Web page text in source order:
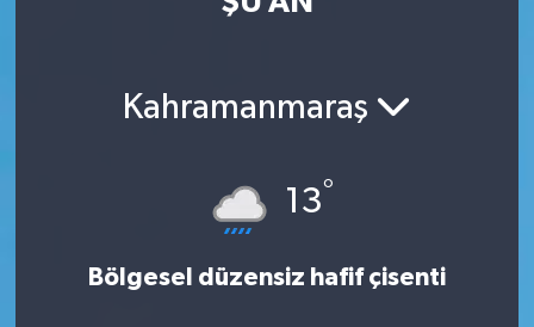
Kahramanmaraş
13°
Bölgesel düzensiz hafif çisenti
Son Dakika Haberleri